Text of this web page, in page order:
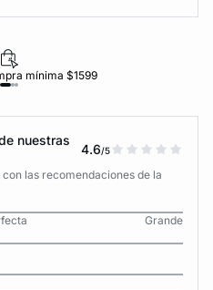
mínima $1599
nuestras
4.6/5
las recomendaciones de la
Grande